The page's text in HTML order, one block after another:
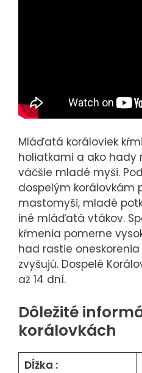
Mláďatá koráloviek
holiatkami a ako hady
väčšie mladé myši.
dospelým korálovkám
mastomyši, mladé
iné mláďatá vtákov.
kŕmenia pomerne
had rastie
zvyšujú. Dospelé
až 14 dní.
Dôležité
korálovkách
Dĺžka :